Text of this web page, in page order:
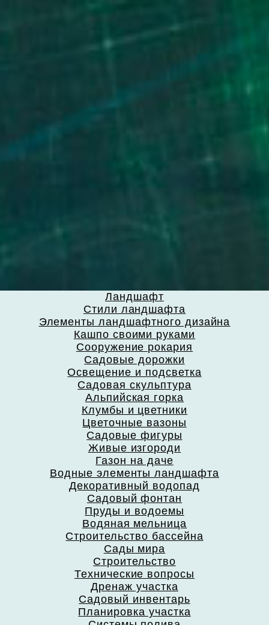
Ландшафт
Стили ландшафта
Элементы ландшафтного дизайна
Кашпо своими руками
Сооружение рокария
Садовые дорожки
Освещение и подсветка
Садовая скульптура
Альпийская горка
Клумбы и цветники
Цветочные вазоны
Садовые фигуры
Живые изгороди
Газон на даче
Водные элементы ландшафта
Декоративный водопад
Садовый фонтан
Пруды и водоемы
Водяная мельница
Строительство бассейна
Сады мира
Строительство
Технические вопросы
Дренаж участка
Садовый инвентарь
Планировка участка